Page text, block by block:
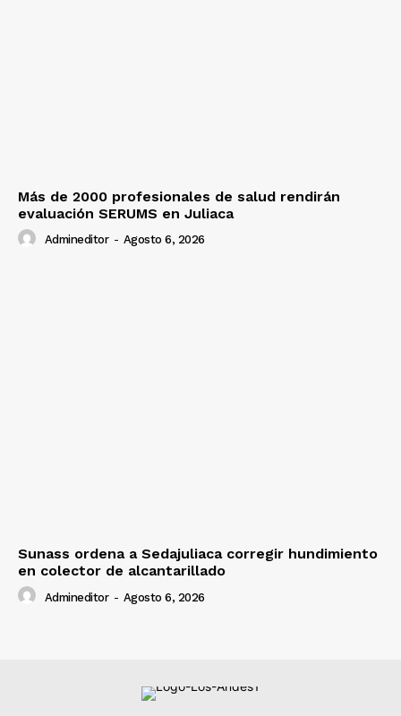
Más de 2000 profesionales de salud rendirán
evaluación SERUMS en Juliaca
Admineditor - Agosto 6, 2026
Sunass ordena a Sedajuliaca corregir hundimiento
en colector de alcantarillado
Admineditor - Agosto 6, 2026